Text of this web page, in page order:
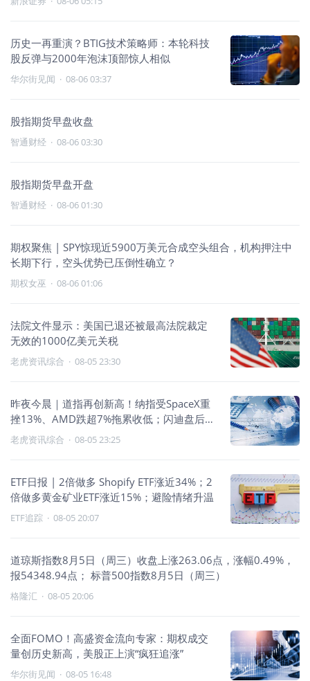
历史一再重演？BTIG技术策略师：本轮科技
股反弹与2000年泡沫顶部惊人相似
华尔街见闻 · 08-06 03:37
股指期货早盘收盘
智通财经 · 08-06 03:30
股指期货早盘开盘
智通财经 · 08-06 01:30
期权聚焦 | SPY惊现近5900万美元合成空头组合，机构押注中
长期下行，空头优势已压倒性确立？
期权女巫 · 08-06 01:06
法院文件显示：美国已退还被最高法院裁定
无效的1000亿美元关税
老虎资讯综合 · 08-05 23:30
昨夜今晨｜道指再创新高！纳指受SpaceX重
挫13%、AMD跌超7%拖累收低；闪迪盘后跌
逾7%，AppLovin跌逾16%
老虎资讯综合 · 08-05 23:25
ETF日报 | 2倍做多 Shopify ETF涨近34%；2
倍做多黄金矿业ETF涨近15%；避险情绪升温
ETF追踪 · 08-05 20:07
道琼斯指数8月5日（周三）收盘上涨263.06点，涨幅0.49%，
报54348.94点； 标普500指数8月5日（周三）
格隆汇 · 08-05 20:06
全面FOMO！高盛资金流向专家：期权成交
量创历史新高，美股正上演“疯狂追涨”
华尔街见闻 · 08-05 16:48